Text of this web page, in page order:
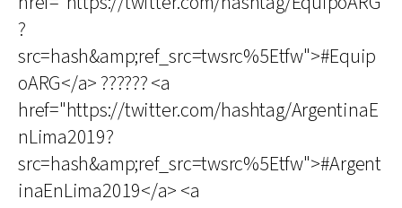
?
src=hash&amp;ref_src=twsrc%5Etfw">#Equip
oARG</a> ?????? <a
href="https://twitter.com/hashtag/ArgentinaE
nLima2019?
src=hash&amp;ref_src=twsrc%5Etfw">#Argent
inaEnLima2019</a> <a